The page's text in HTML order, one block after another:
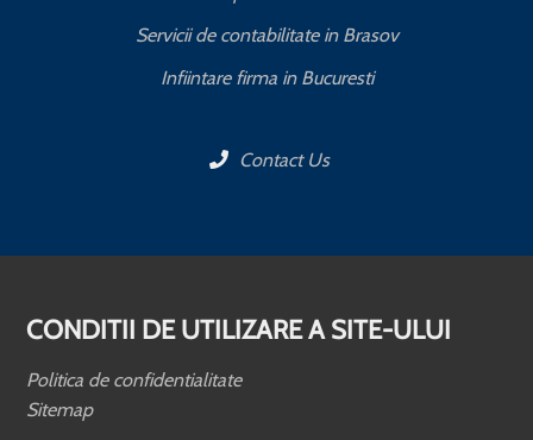
Servicii de contabilitate in Brasov
Infiintare firma in Bucuresti
Contact Us
CONDITII DE UTILIZARE A SITE-ULUI
Politica de confidentialitate
Sitemap